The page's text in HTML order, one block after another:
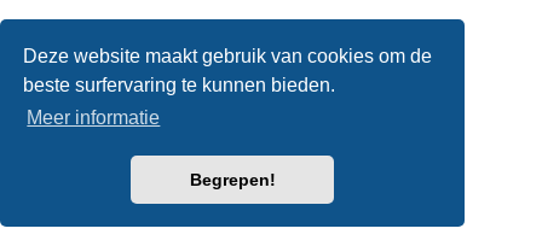
Deze website maakt gebruik van cookies om de
beste surfervaring te kunnen bieden.
Meer informatie
Begrepen!